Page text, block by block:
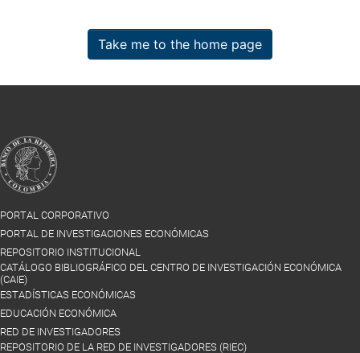
Take me to the home page
PORTAL CORPORATIVO
PORTAL DE INVESTIGACIONES ECONÓMICAS
REPOSITORIO INSTITUCIONAL
CATÁLOGO BIBLIOGRÁFICO DEL CENTRO DE INVESTIGACIÓN ECONÓMICA
(CAIE)
ESTADÍSTICAS ECONÓMICAS
EDUCACIÓN ECONÓMICA
RED DE INVESTIGADORES
REPOSITORIO DE LA RED DE INVESTIGADORES (RIEC)